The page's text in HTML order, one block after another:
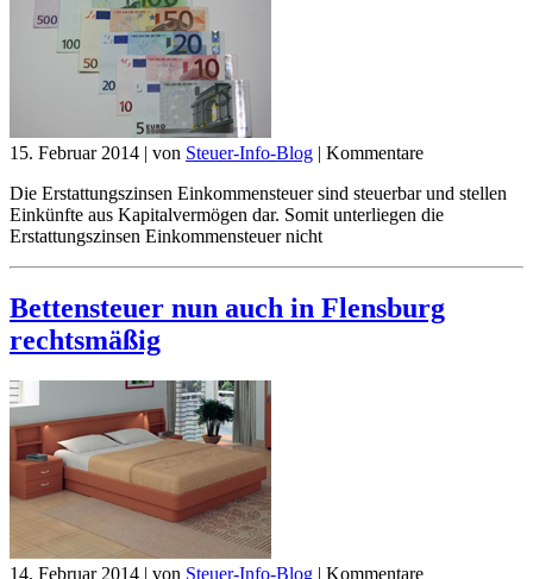
15. Februar 2014 | von Steuer-Info-Blog | Kommentare
Die Erstattungszinsen Einkommensteuer sind steuerbar und stellen
Einkünfte aus Kapitalvermögen dar. Somit unterliegen die
Erstattungszinsen Einkommensteuer nicht
Bettensteuer nun auch in Flensburg
rechtsmäßig
14. Februar 2014 | von Steuer-Info-Blog | Kommentare